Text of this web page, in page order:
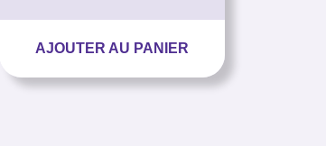
AJOUTER AU PANIER